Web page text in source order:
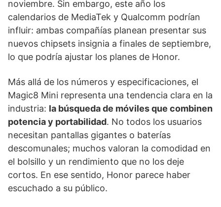
noviembre. Sin embargo, este año los
calendarios de MediaTek y Qualcomm podrían
influir: ambas compañías planean presentar sus
nuevos chipsets insignia a finales de septiembre,
lo que podría ajustar los planes de Honor.
Más allá de los números y especificaciones, el
Magic8 Mini representa una tendencia clara en la
industria: la búsqueda de móviles que combinen
potencia y portabilidad. No todos los usuarios
necesitan pantallas gigantes o baterías
descomunales; muchos valoran la comodidad en
el bolsillo y un rendimiento que no los deje
cortos. En ese sentido, Honor parece haber
escuchado a su público.